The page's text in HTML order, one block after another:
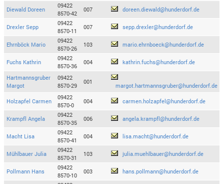
Diewald Doreen
09422
8570-42
007 doreen.diewald@hunderdorf.de
Drexler Sepp
09422
8570-11
007 sepp.drexler@hunderdorf.de
Ehrnböck Mario
09422
8570-26
103 mario.ehrnboeck@hunderdorf.de
Fuchs Kathrin
09422
8570-36
004 kathrin.fuchs@hunderdorf.de
Hartmannsgruber
Margot
09422
8570-29
001
margot.hartmannsgruber@hunderdorf.de
Holzapfel Carmen
09422
8570-0
004 carmen.holzapfel@hunderdorf.de
Krampfl Angela
09422
8570-35
006 angela.krampfl@hunderdorf.de
Macht Lisa
09422
8570-41
004 lisa.macht@hunderdorf.de
Mühlbauer Julia
09422
8570-31
103 julia.muehlbauer@hunderdorf.de
Pollmann Hans
09422
8570-10
003 hans.pollmann@hunderdorf.de